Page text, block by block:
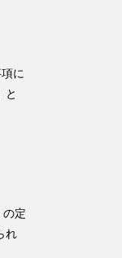
に
と
の定
れ